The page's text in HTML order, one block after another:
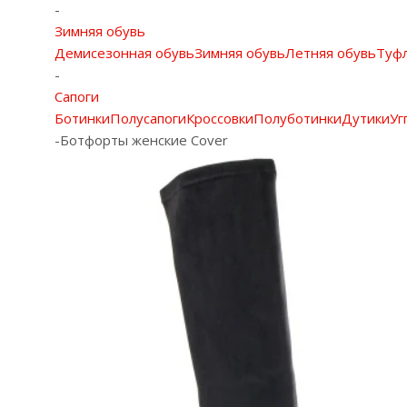
-
Зимняя обувь
Демисезонная обувьЗимняя обувьЛетняя обувь
-
Сапоги
БотинкиПолусапогиКроссовкиПолуботинкиДутики
-Ботфорты женские Cover